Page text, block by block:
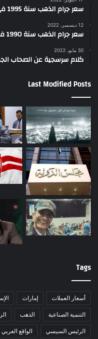
سعر جرام الذهب سنة 1995 في مصر
12 ديسمبر، 2022
سعر جرام الذهب سنة 1990 في مصر
30 مايو، 2022
كلام سرسجية عن الصحاب
Last Modified Posts
Tags
أسعار العملات إمارات
التنمية الصناعية الذهب
الرئيس السيسي الواقع العربي